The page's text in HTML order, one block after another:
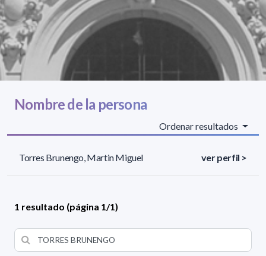
Nombre de la persona
Ordenar resultados
Torres Brunengo, Martin Miguel ver perfil >
1 resultado (página 1/1)